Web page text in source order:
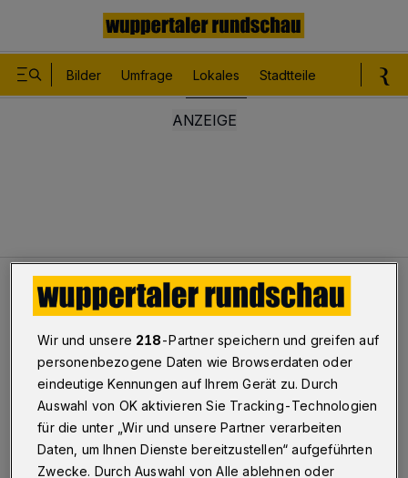
Bilder Umfrage Lokales Stadtteile
Lokales L 74: Engpass im Burgholz
L 74: Engpass im Burgholz
Wuppertal·Ab Montag (10. Januar 2016) werden an
der L74 auf einer Länge von rund einem Kilometer
Gehölze zurückschneiden - und zwar auf Höhe des
Parkplatzes Burgholz.
Wir und unsere 218-Partner speichern und greifen auf
personenbezogene Daten wie Browserdaten oder
eindeutige Kennungen auf Ihrem Gerät zu. Durch
Auswahl von OK aktivieren Sie Tracking-Technologien
für die unter „Wir und unsere Partner verarbeiten
Daten, um Ihnen Dienste bereitzustellen“ aufgeführten
Zwecke. Durch Auswahl von Alle ablehnen oder